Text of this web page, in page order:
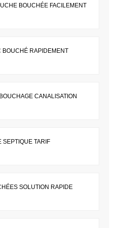
BOUCHÉE FACILEMENT
BOUCHÉ RAPIDEMENT
CANALISATION
SEPTIQUE TARIF
SOLUTION RAPIDE